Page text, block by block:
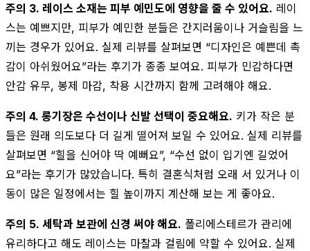
주의 3. 레이스 소재는 피부 예민도에 영향을 줄 수 있어요. 레이
스는 예쁘지만, 피부가 예민한 분들은 간지러움이나 거슬림을 느
끼는 경우가 있어요. 실제 리뷰를 살펴보면 “디자인은 예쁜데 촉
감이 아쉬웠어요”라는 후기가 종종 보여요. 피부가 민감하다면
안감 유무, 봉제 마감, 착용 시간까지 함께 고려해야 해요.
주의 4. 롱기장은 수선이나 신발 선택이 중요해요. 키가 작은 분
들은 원래 의도보다 더 길게 떨어져 보일 수 있어요. 실제 리뷰를
살펴보면 “힐을 신어야 딱 예뻐요”, “수선 없이 입기엔 길었어
요”라는 후기가 많았습니다. 특히 결혼식처럼 오래 서 있거나 이
동이 많은 일정에서는 힐 높이까지 계산해 보는 게 좋아요.
주의 5. 세탁과 보관에 신경 써야 해요. 폴리에스테르가 관리에
유리하다고 해도 레이스는 마찰과 걸림에 약할 수 있어요. 실제